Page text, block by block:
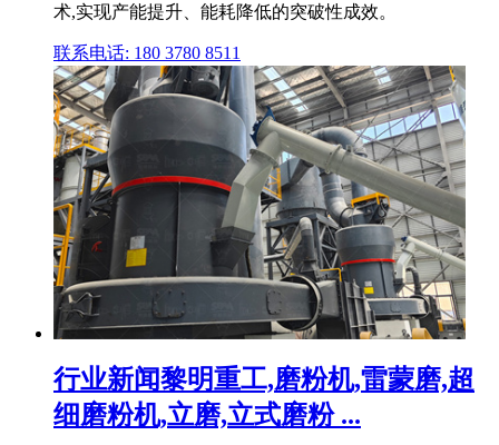
术,实现产能提升、能耗降低的突破性成效。
联系电话: 180 3780 8511
行业新闻黎明重工,磨粉机,雷蒙磨,超
细磨粉机,立磨,立式磨粉 ...